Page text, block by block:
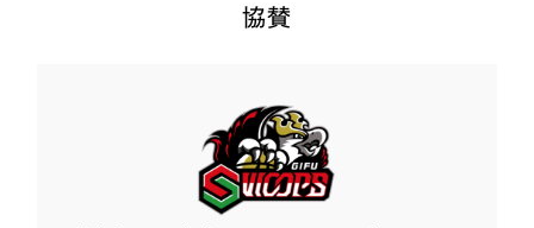
協賛